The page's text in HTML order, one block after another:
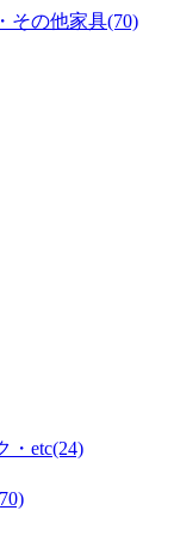
その他家具(70)
・etc(24)